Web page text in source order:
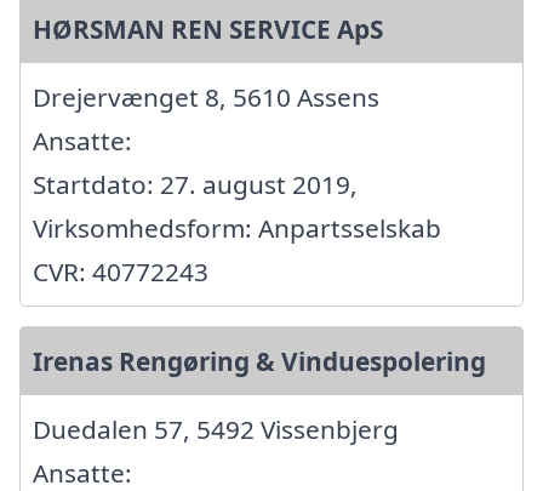
HØRSMAN REN SERVICE ApS
Drejervænget 8, 5610 Assens
Ansatte:
Startdato: 27. august 2019,
Virksomhedsform: Anpartsselskab
CVR: 40772243
Irenas Rengøring & Vinduespolering
Duedalen 57, 5492 Vissenbjerg
Ansatte: